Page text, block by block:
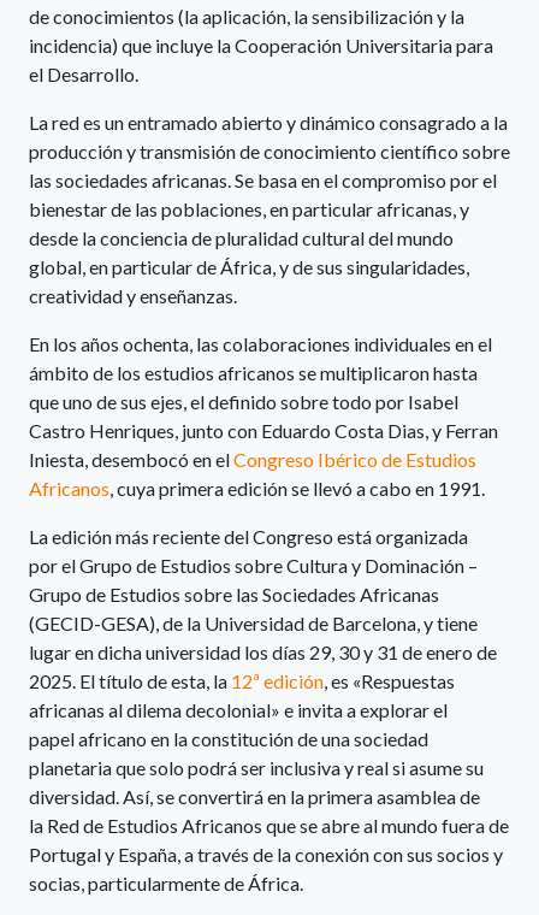
de conocimientos (la aplicación, la sensibilización y la
incidencia) que incluye la Cooperación Universitaria para
el Desarrollo.
La red es un entramado abierto y dinámico consagrado a la
producción y transmisión de conocimiento científico sobre
las sociedades africanas. Se basa en el compromiso por el
bienestar de las poblaciones, en particular africanas, y
desde la conciencia de pluralidad cultural del mundo
global, en particular de África, y de sus singularidades,
creatividad y enseñanzas.
En los años ochenta, las colaboraciones individuales en el
ámbito de los estudios africanos se multiplicaron hasta
que uno de sus ejes, el definido sobre todo por Isabel
Castro Henriques, junto con Eduardo Costa Dias, y Ferran
Iniesta, desembocó en elCongreso Ibérico de Estudios
Africanos, cuya primera edición se llevó a cabo en 1991.
La edición más reciente del Congreso está organizada
por el Grupo de Estudios sobre Cultura y Dominación –
Grupo de Estudios sobre las Sociedades Africanas
(GECID-GESA), de la Universidad de Barcelona, y tiene
lugar en dicha universidad los días 29, 30 y 31 de enero de
2025. El título de esta, la 12ª edición, es «Respuestas
africanas al dilema decolonial» e invita a explorar el
papel africano en la constitución de una sociedad
planetaria que solo podrá ser inclusiva y real si asume su
diversidad. Así, se convertirá en la primera asamblea de
la Red de Estudios Africanos que se abre al mundo fuera de
Portugal y España, a través de la conexión con sus socios y
socias, particularmente de África.